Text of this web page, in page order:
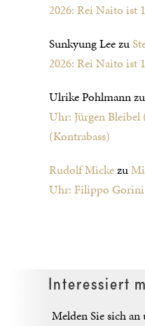
2026: Rei Naito ist
Sunkyung Leezu
2026: Rei Naito ist
Ulrike Pohlmannzu
Uhr: Jürgen
(Kontrabass)
Rudolf Mickezu
Uhr: Filippo
Interessiert
Melden Sie sich